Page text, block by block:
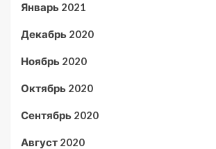
Январь 2021
Декабрь 2020
Ноябрь 2020
Октябрь 2020
Сентябрь 2020
Август 2020